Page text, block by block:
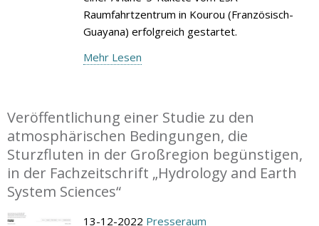
Raumfahrtzentrum in Kourou (Französisch-
Guayana) erfolgreich gestartet.
Mehr Lesen
Veröffentlichung einer Studie zu den
atmosphärischen Bedingungen, die
Sturzfluten in der Großregion begünstigen,
in der Fachzeitschrift „Hydrology and Earth
System Sciences“
13-12-2022 Presseraum